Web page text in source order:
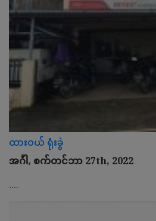
ထားဝယ် ရုံးခွဲ
အင်္ဂါ, စက်တင်ဘာ 27th, 2022
....